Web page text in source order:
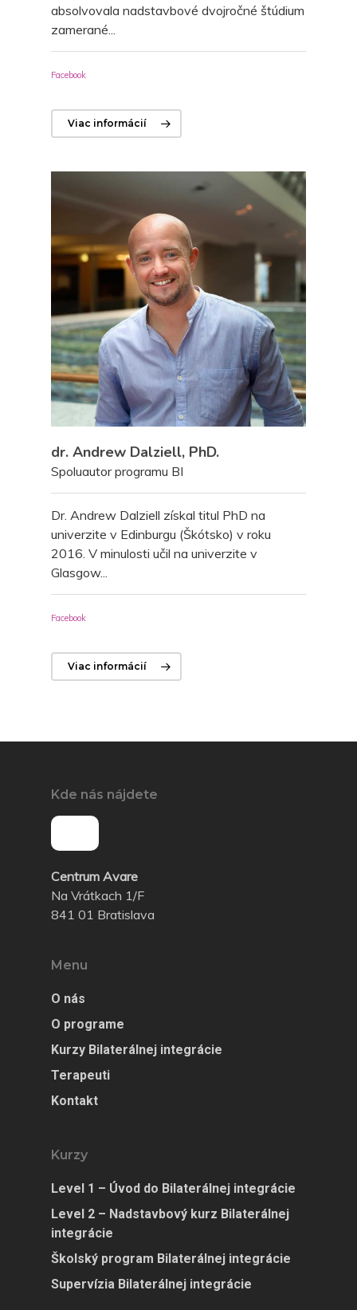
absolvovala nadstavbové dvojročné štúdium
zamerané...
Facebook
Viac informácií
dr. Andrew Dalziell, PhD.
Spoluautor programu BI
Dr. Andrew Dalziell získal titul PhD na
univerzite v Edinburgu (Škótsko) v roku
2016. V minulosti učil na univerzite v
Glasgow...
Facebook
Viac informácií
Kde nás nájdete
Centrum Avare
Na Vrátkach 1/F
841 01 Bratislava
Menu
O nás
O programe
Kurzy Bilaterálnej integrácie
Terapeuti
Kontakt
Kurzy
Level 1 – Úvod do Bilaterálnej integrácie
Level 2 – Nadstavbový kurz Bilaterálnej
integrácie
Školský program Bilaterálnej integrácie
Supervízia Bilaterálnej integrácie
O Nás
O Programe
Kurzy
Integrácie
Terapeuti
Kontakt